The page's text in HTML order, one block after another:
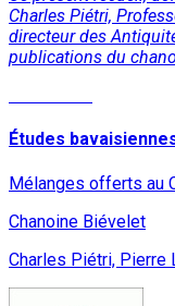
Charles Piétri,
directeur des
publications du
Études
Mélanges offerts au
Chanoine Biévelet
Charles Piétri, Pierre